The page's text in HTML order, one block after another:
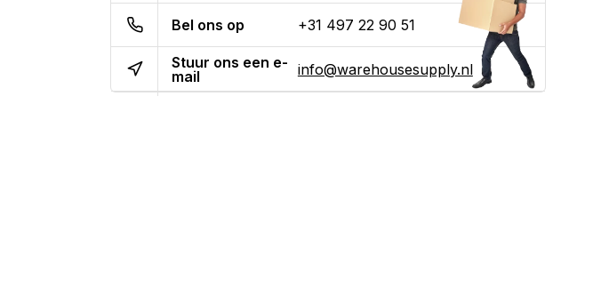
Bel ons op +31 497 22 90 51
Stuur ons een e-
mail
info@warehousesupply.nl